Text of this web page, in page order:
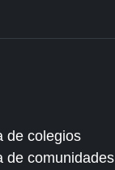
de colegios
de comunidades